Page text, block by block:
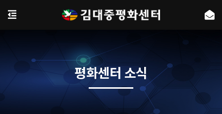
평화센터 소식